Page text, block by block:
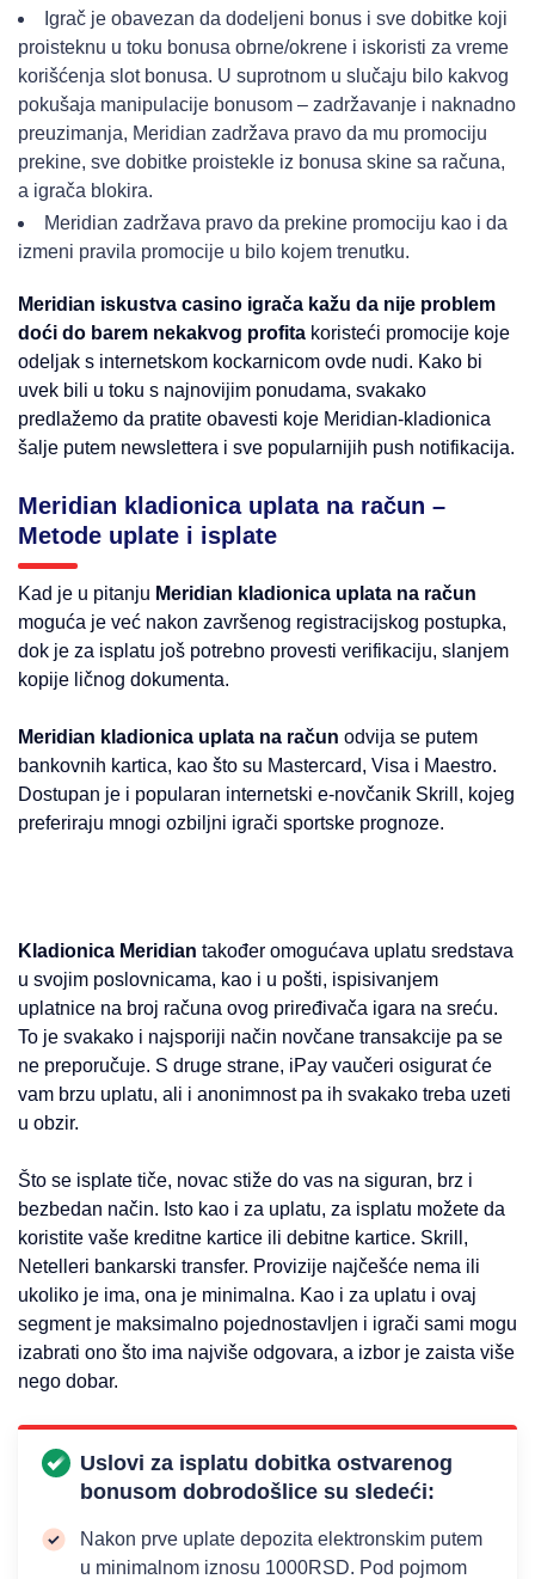
Igrač je obavezan da dodeljeni bonus i sve dobitke koji
proisteknu u toku bonusa obrne/okrene i iskoristi za vreme
korišćenja slot bonusa. U suprotnom u slučaju bilo kakvog
pokušaja manipulacije bonusom – zadržavanje i naknadno
preuzimanja, Meridian zadržava pravo da mu promociju
prekine, sve dobitke proistekle iz bonusa skine sa računa,
a igrača blokira.
Meridian zadržava pravo da prekine promociju kao i da
izmeni pravila promocije u bilo kojem trenutku.
Meridian iskustva casino igrača kažu da nije problem
doći do barem nekakvog profita koristeći promocije koje
odeljak s internetskom kockarnicom ovde nudi. Kako bi
uvek bili u toku s najnovijim ponudama, svakako
predlažemo da pratite obavesti koje Meridian-kladionica
šalje putem newslettera i sve popularnijih push notifikacija.
Meridian kladionica uplata na račun –
Metode uplate i isplate
Kad je u pitanju Meridian kladionica uplata na račun
moguća je već nakon završenog registracijskog postupka,
dok je za isplatu još potrebno provesti verifikaciju, slanjem
kopije ličnog dokumenta.
Meridian kladionica uplata na račun odvija se putem
bankovnih kartica, kao što su Mastercard, Visa i Maestro.
Dostupan je i popularan internetski e-novčanik Skrill, kojeg
preferiraju mnogi ozbiljni igrači sportske prognoze.
Kladionica Meridian također omogućava uplatu sredstava
u svojim poslovnicama, kao i u pošti, ispisivanjem
uplatnice na broj računa ovog priređivača igara na sreću.
To je svakako i najsporiji način novčane transakcije pa se
ne preporučuje. S druge strane, iPay vaučeri osigurat će
vam brzu uplatu, ali i anonimnost pa ih svakako treba uzeti
u obzir.
Što se isplate tiče, novac stiže do vas na siguran, brz i
bezbedan način. Isto kao i za uplatu, za isplatu možete da
koristite vaše kreditne kartice ili debitne kartice. Skrill,
Netelleri bankarski transfer. Provizije najčešće nema ili
ukoliko je ima, ona je minimalna. Kao i za uplatu i ovaj
segment je maksimalno pojednostavljen i igrači sami mogu
izabrati ono što ima najviše odgovara, a izbor je zaista više
nego dobar.
Uslovi za isplatu dobitka ostvarenog
bonusom dobrodošlice su sledeći:
​Nakon prve uplate depozita elektronskim putem
u minimalnom iznosu 1000RSD. Pod pojmom